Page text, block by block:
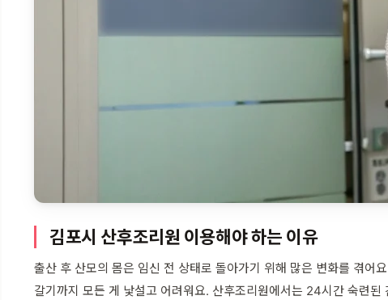
김포시 산후조리원 이용해야 하는 이유
출산 후 산모의 몸은 임신 전 상태로 돌아가기 위해 많은 변화를 겪어
갈기까지 모든 게 낯설고 어려워요. 산후조리원에서는 24시간 숙련